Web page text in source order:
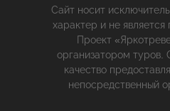
Сайт носит
характер и не является
Проект
организатором туров.
качество
непосредственный